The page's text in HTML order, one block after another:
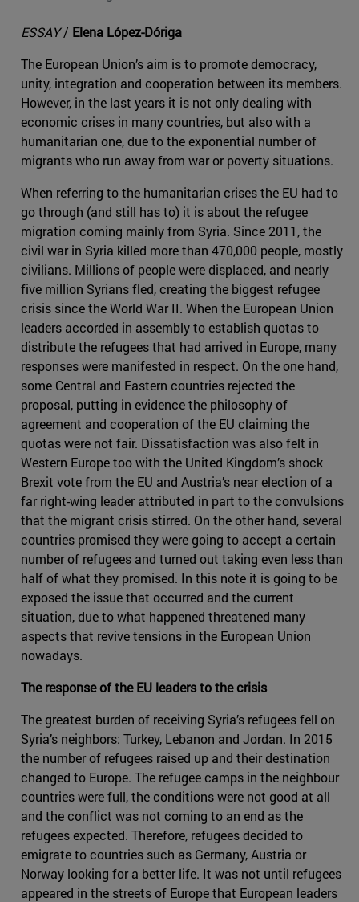
ESSAY/ Elena López-Dóriga
The European Union’s aim is to promote democracy,
unity, integration and cooperation between its members.
However, in the last years it is not only dealing with
economic crises in many countries, but also with a
humanitarian one, due to the exponential number of
migrants who run away from war or poverty situations.
When referring to the humanitarian crises the EU had to
go through (and still has to) it is about the refugee
migration coming mainly from Syria. Since 2011, the
civil war in Syria killed more than 470,000 people, mostly
civilians. Millions of people were displaced, and nearly
five million Syrians fled, creating the biggest refugee
crisis since the World War II. When the European Union
leaders accorded in assembly to establish quotas to
distribute the refugees that had arrived in Europe, many
responses were manifested in respect. On the one hand,
some Central and Eastern countries rejected the
proposal, putting in evidence the philosophy of
agreement and cooperation of the EU claiming the
quotas were not fair. Dissatisfaction was also felt in
Western Europe too with the United Kingdom’s shock
Brexit vote from the EU and Austria’s near election of a
far right-wing leader attributed in part to the convulsions
that the migrant crisis stirred. On the other hand, several
countries promised they were going to accept a certain
number of refugees and turned out taking even less than
half of what they promised. In this note it is going to be
exposed the issue that occurred and the current
situation, due to what happened threatened many
aspects that revive tensions in the European Union
nowadays.
The response of the EU leaders to the crisis
The greatest burden of receiving Syria’s refugees fell on
Syria’s neighbors: Turkey, Lebanon and Jordan. In 2015
the number of refugees raised up and their destination
changed to Europe. The refugee camps in the neighbour
countries were full, the conditions were not good at all
and the conflict was not coming to an end as the
refugees expected. Therefore, refugees decided to
emigrate to countries such as Germany, Austria or
Norway looking for a better life. It was not until refugees
appeared in the streets of Europe that European leaders